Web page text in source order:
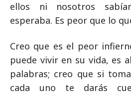
ellos ni nosotros
esperaba. Es peor que lo
Creo que es el peor
puede vivir en su vida, es
palabras; creo que si
cada uno te darás